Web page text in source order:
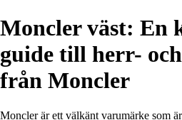
Moncler väst: En
guide till herr-
från Moncler
Moncler är ett välkänt varumärke som